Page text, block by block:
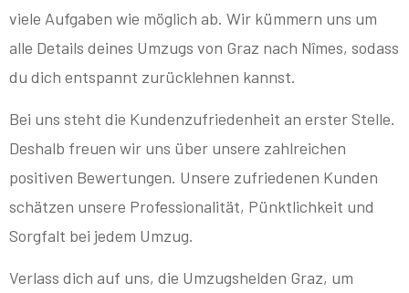
viele Aufgaben wie möglich ab. Wir kümmern uns um
alle Details deines Umzugs von Graz nach Nîmes, sodass
du dich entspannt zurücklehnen kannst.
Bei uns steht die Kundenzufriedenheit an erster Stelle.
Deshalb freuen wir uns über unsere zahlreichen
positiven Bewertungen. Unsere zufriedenen Kunden
schätzen unsere Professionalität, Pünktlichkeit und
Sorgfalt bei jedem Umzug.
Verlass dich auf uns, die Umzugshelden Graz, um